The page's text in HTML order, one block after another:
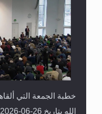
خطبة الجمعة التي
الله بتاريخ 26-06-2026